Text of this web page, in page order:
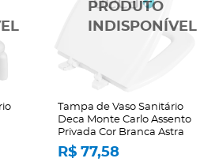
Tampa de Vaso Sanitário
Deca Monte Carlo Assento
Privada Cor Branca Astra
R$ 77,58